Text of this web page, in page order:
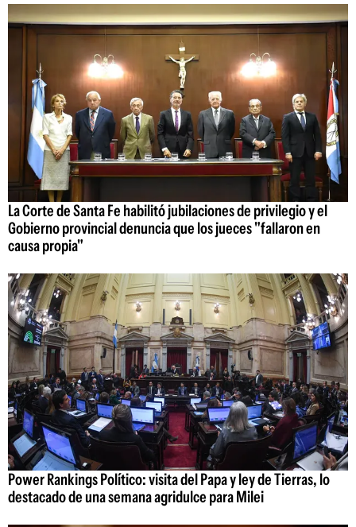
La Corte de Santa Fe habilitó jubilaciones de privilegio y el
Gobierno provincial denuncia que los jueces "fallaron en
causa propia"
Power Rankings Político: visita del Papa y ley de Tierras, lo
destacado de una semana agridulce para Milei